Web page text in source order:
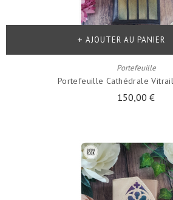
Portefeuille
Portefeuille Cathédrale
150,00 €
AJOUTER AU PANIER